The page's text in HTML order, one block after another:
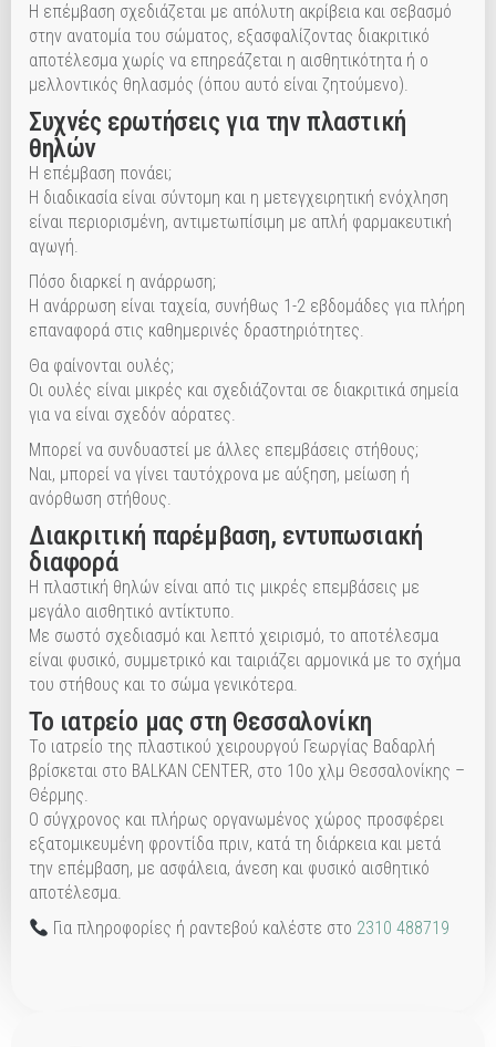
Η επέμβαση σχεδιάζεται με απόλυτη ακρίβεια και σεβασμό
στην ανατομία του σώματος, εξασφαλίζοντας διακριτικό
αποτέλεσμα χωρίς να επηρεάζεται η αισθητικότητα ή ο
μελλοντικός θηλασμός (όπου αυτό είναι ζητούμενο).
Συχνές ερωτήσεις για την πλαστική
θηλών
Η επέμβαση πονάει;
Η διαδικασία είναι σύντομη και η μετεγχειρητική ενόχληση
είναι περιορισμένη, αντιμετωπίσιμη με απλή φαρμακευτική
αγωγή.
Πόσο διαρκεί η ανάρρωση;
Η ανάρρωση είναι ταχεία, συνήθως 1-2 εβδομάδες για πλήρη
επαναφορά στις καθημερινές δραστηριότητες.
Θα φαίνονται ουλές;
Οι ουλές είναι μικρές και σχεδιάζονται σε διακριτικά σημεία
για να είναι σχεδόν αόρατες.
Μπορεί να συνδυαστεί με άλλες επεμβάσεις στήθους;
Ναι, μπορεί να γίνει ταυτόχρονα με αύξηση, μείωση ή
ανόρθωση στήθους.
Διακριτική παρέμβαση, εντυπωσιακή
διαφορά
Η πλαστική θηλών είναι από τις μικρές επεμβάσεις με
μεγάλο αισθητικό αντίκτυπο.
Με σωστό σχεδιασμό και λεπτό χειρισμό, το αποτέλεσμα
είναι φυσικό, συμμετρικό και ταιριάζει αρμονικά με το σχήμα
του στήθους και το σώμα γενικότερα.
Το ιατρείο μας στη Θεσσαλονίκη
Το ιατρείο της πλαστικού χειρουργού Γεωργίας Βαδαρλή
βρίσκεται στο BALKAN CENTER, στο 10ο χλμ Θεσσαλονίκης –
Θέρμης.
Ο σύγχρονος και πλήρως οργανωμένος χώρος προσφέρει
εξατομικευμένη φροντίδα πριν, κατά τη διάρκεια και μετά
την επέμβαση, με ασφάλεια, άνεση και φυσικό αισθητικό
αποτέλεσμα.
Για πληροφορίες ή ραντεβού καλέστε στο 2310 488719